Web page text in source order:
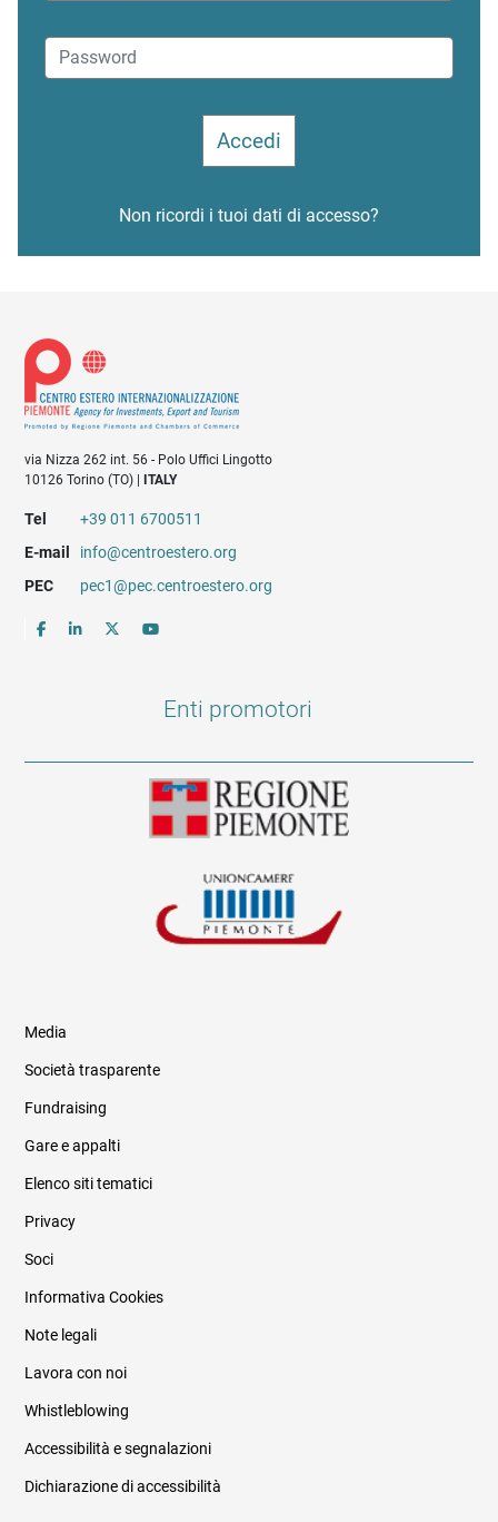
Non ricordi i tuoi dati di accesso?
via Nizza 262 int. 56 - Polo Uffici Lingotto
10126 Torino (TO) |
ITALY
Tel
+39 011 6700511
E-mail
info@centroestero.org
PEC
pec1@pec.centroestero.org
Enti promotori
Informazioni legali e trasparenza
Media
Società trasparente
Fundraising
Gare e appalti
Elenco siti tematici
Privacy
Soci
Informativa Cookies
Note legali
Lavora con noi
Whistleblowing
Accessibilità e segnalazioni
Dichiarazione di accessibilità